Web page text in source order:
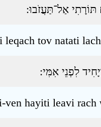
אַל־תַּעֲזֹבוּ ׃
leqach tov natati
לִפְנֵי אִמִּי ׃
ven hayiti leavi rach